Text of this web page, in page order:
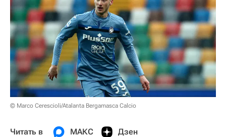
© Marco Cerescioli/Atalanta Bergamasca Calcio
Читать в МАКС Дзен